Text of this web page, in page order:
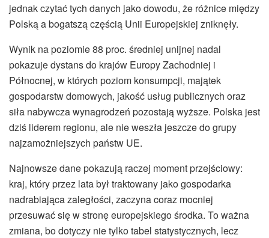
jednak czytać tych danych jako dowodu, że różnice między
Polską a bogatszą częścią Unii Europejskiej zniknęły.
Wynik na poziomie 88 proc. średniej unijnej nadal
pokazuje dystans do krajów Europy Zachodniej i
Północnej, w których poziom konsumpcji, majątek
gospodarstw domowych, jakość usług publicznych oraz
siła nabywcza wynagrodzeń pozostają wyższe. Polska jest
dziś liderem regionu, ale nie weszła jeszcze do grupy
najzamożniejszych państw UE.
Najnowsze dane pokazują raczej moment przejściowy:
kraj, który przez lata był traktowany jako gospodarka
nadrabiająca zaległości, zaczyna coraz mocniej
przesuwać się w stronę europejskiego środka. To ważna
zmiana, bo dotyczy nie tylko tabel statystycznych, lecz